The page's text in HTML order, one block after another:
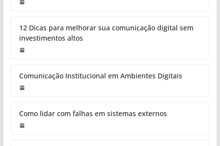
12 Dicas para melhorar sua comunicação digital sem
investimentos altos
Comunicação Institucional em Ambientes Digitais
Como lidar com falhas em sistemas externos